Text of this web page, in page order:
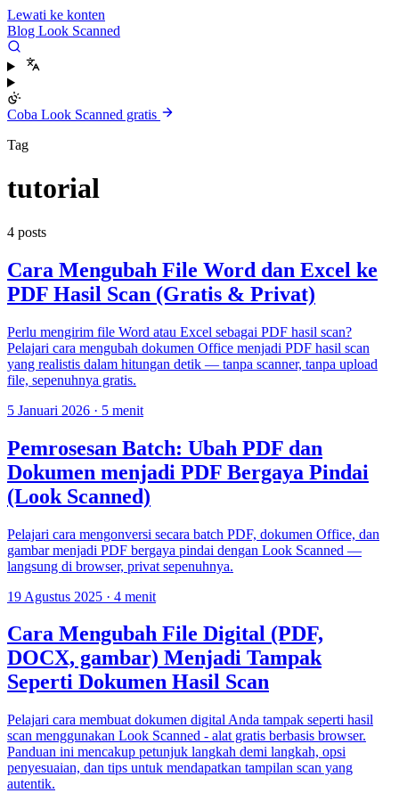
Lewati ke konten
Blog Look Scanned
Coba Look Scanned gratis
Tag
tutorial
4 posts
Cara Mengubah File Word dan Excel ke
PDF Hasil Scan (Gratis & Privat)
Perlu mengirim file Word atau Excel sebagai PDF hasil scan?
Pelajari cara mengubah dokumen Office menjadi PDF hasil scan
yang realistis dalam hitungan detik — tanpa scanner, tanpa upload
file, sepenuhnya gratis.
5 Januari 2026 · 5 menit
Pemrosesan Batch: Ubah PDF dan
Dokumen menjadi PDF Bergaya Pindai
(Look Scanned)
Pelajari cara mengonversi secara batch PDF, dokumen Office, dan
gambar menjadi PDF bergaya pindai dengan Look Scanned —
langsung di browser, privat sepenuhnya.
19 Agustus 2025 · 4 menit
Cara Mengubah File Digital (PDF,
DOCX, gambar) Menjadi Tampak
Seperti Dokumen Hasil Scan
Pelajari cara membuat dokumen digital Anda tampak seperti hasil
scan menggunakan Look Scanned - alat gratis berbasis browser.
Panduan ini mencakup petunjuk langkah demi langkah, opsi
penyesuaian, dan tips untuk mendapatkan tampilan scan yang
autentik.